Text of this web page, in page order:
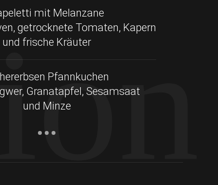
mit Melanzane
getrocknete Tomaten, Kapern
und frische Kräuter
Pfannkuchen
Granatapfel, Sesamsaat
und Minze